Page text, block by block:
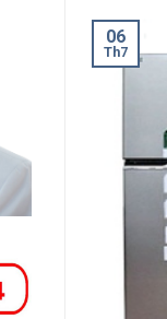
06
Th7